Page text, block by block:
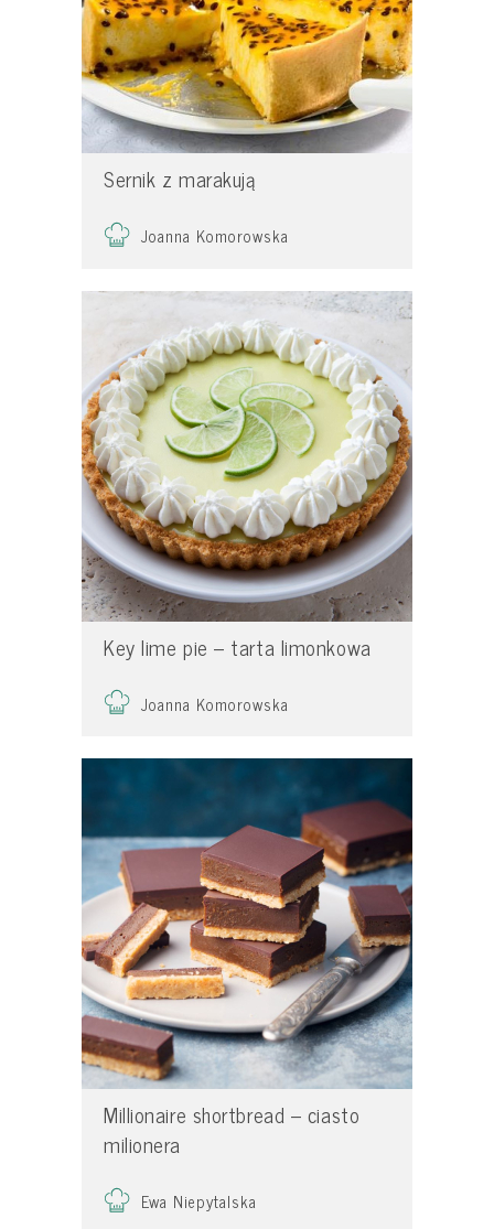
Sernik z marakują
Joanna Komorowska
Key lime pie – tarta limonkowa
Joanna Komorowska
Millionaire shortbread – ciasto
milionera
Ewa Niepytalska